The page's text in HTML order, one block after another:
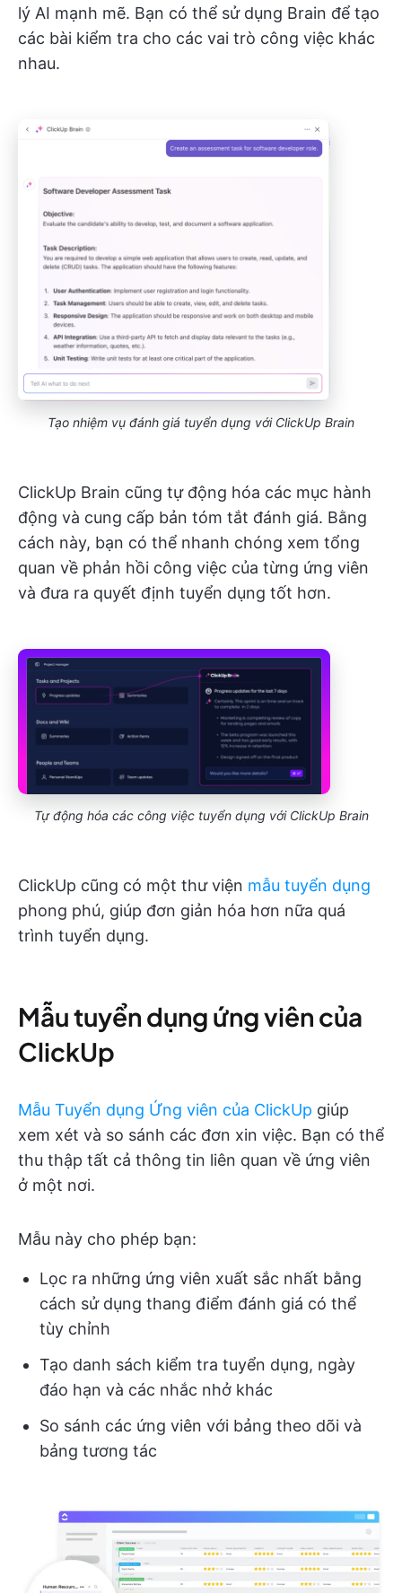
lý AI mạnh mẽ. Bạn có thể sử dụng Brain để tạo
các bài kiểm tra cho các vai trò công việc khác
nhau.
Tạo nhiệm vụ đánh giá tuyển dụng với ClickUp Brain
ClickUp Brain cũng tự động hóa các mục hành
động và cung cấp bản tóm tắt đánh giá. Bằng
cách này, bạn có thể nhanh chóng xem tổng
quan về phản hồi công việc của từng ứng viên
và đưa ra quyết định tuyển dụng tốt hơn.
Tự động hóa các công việc tuyển dụng với ClickUp Brain
ClickUp cũng có một thư viện mẫu tuyển dụng
phong phú, giúp đơn giản hóa hơn nữa quá
trình tuyển dụng.
Mẫu tuyển dụng ứng viên của
ClickUp
Mẫu Tuyển dụng Ứng viên của ClickUp giúp
xem xét và so sánh các đơn xin việc. Bạn có thể
thu thập tất cả thông tin liên quan về ứng viên
ở một nơi.
Mẫu này cho phép bạn:
Lọc ra những ứng viên xuất sắc nhất bằng
cách sử dụng thang điểm đánh giá có thể
tùy chỉnh
Tạo danh sách kiểm tra tuyển dụng, ngày
đáo hạn và các nhắc nhở khác
So sánh các ứng viên với bảng theo dõi và
bảng tương tác